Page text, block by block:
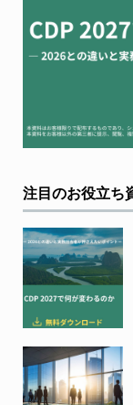
注目のお役立ち